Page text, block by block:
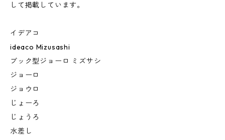
して掲載しています。
イデアコ
ideaco Mizusashi
ブック型ジョーロ ミズサシ
ジョーロ
ジョウロ
じょーろ
じょうろ
水差し